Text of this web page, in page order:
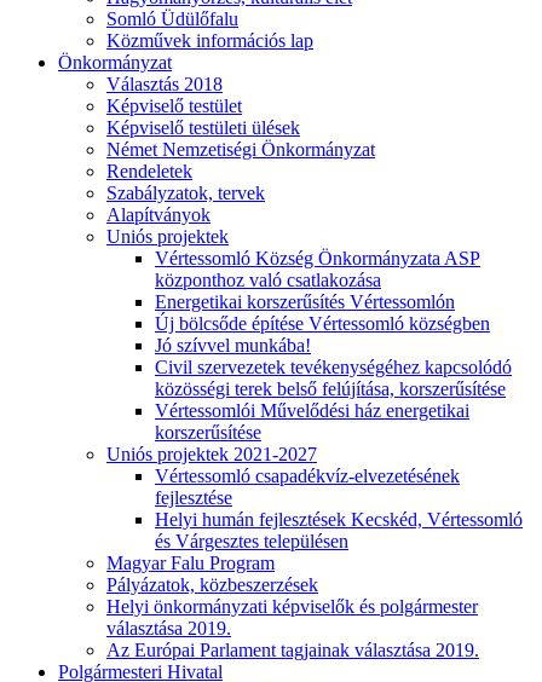
Somló Üdülőfalu
Közművek információs lap
Önkormányzat
Választás 2018
Képviselő testület
Képviselő testületi ülések
Német Nemzetiségi Önkormányzat
Rendeletek
Szabályzatok, tervek
Alapítványok
Uniós projektek
Vértessomló Község Önkormányzata ASP
központhoz való csatlakozása
Energetikai korszerűsítés Vértessomlón
Új bölcsőde építése Vértessomló községben
Jó szívvel munkába!
Civil szervezetek tevékenységéhez kapcsolódó
közösségi terek belső felújítása, korszerűsítése
Vértessomlói Művelődési ház energetikai
korszerűsítése
Uniós projektek 2021-2027
Vértessomló csapadékvíz-elvezetésének
fejlesztése
Helyi humán fejlesztések Kecskéd, Vértessomló
és Várgesztes településen
Magyar Falu Program
Pályázatok, közbeszerzések
Helyi önkormányzati képviselők és polgármester
választása 2019.
Az Európai Parlament tagjainak választása 2019.
Polgármesteri Hivatal